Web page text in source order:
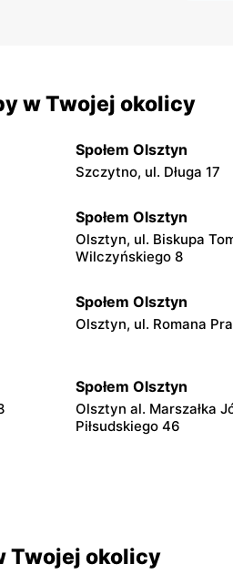
w Twojej okolicy
Społem Olsztyn
Szczytno, ul. Długa 17
Społem Olsztyn
Olsztyn, ul. Biskupa
Wilczyńskiego 8
Społem Olsztyn
Olsztyn, ul. Romana
Społem Olsztyn
Olsztyn al. Marszałka
Piłsudskiego 46
Społem Olsztyn
Twojej okolicy